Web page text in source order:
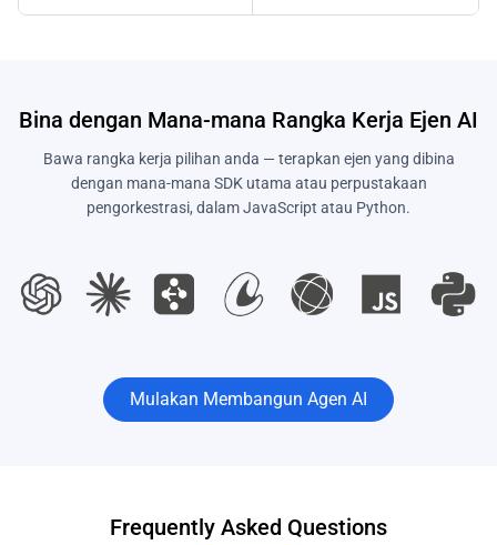
Bina dengan Mana-mana Rangka Kerja Ejen AI
Bawa rangka kerja pilihan anda — terapkan ejen yang dibina
dengan mana-mana SDK utama atau perpustakaan
pengorkestrasi, dalam JavaScript atau Python.
Mulakan Membangun Agen AI
Frequently Asked Questions